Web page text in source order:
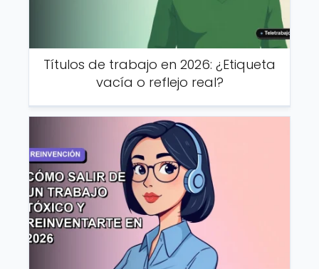
Títulos de trabajo en 2026: ¿Etiqueta
vacía o reflejo real?